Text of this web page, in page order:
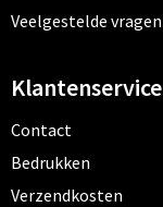
Veelgestelde vragen
Klantenservice
Contact
Bedrukken
Verzendkosten